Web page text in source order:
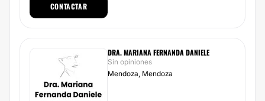
CONTACTAR
DRA. MARIANA FERNANDA DANIELE
Sin opiniones
Mendoza, Mendoza